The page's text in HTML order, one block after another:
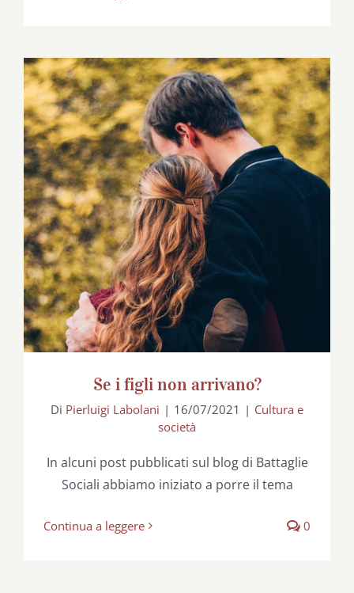
Se i figli non arrivano?
Se i figli non arrivano?
Di Pierluigi Labolani | 16/07/2021 | Cultura e
società
In alcuni post pubblicati sul blog di Battaglie
Sociali abbiamo iniziato a porre il tema
Continua a leggere 0